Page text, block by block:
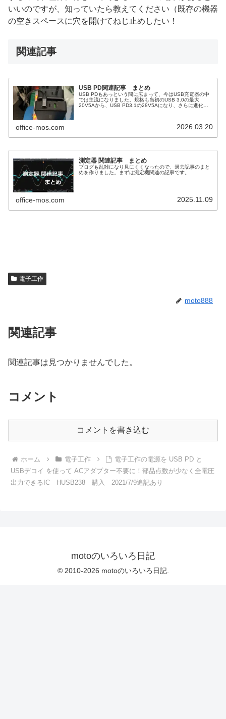
いいのですが、知っていたら教えてください（既存の機器
の空きスペースに穴を開けてねじ止めしたい！
関連記事
USB PD関連記事 まとめ
USB PDもあっという間に広まって、今はUSB充電器の中
では主流になりました。規格も当初のUSB 3.0の最大
20V5Aから、USB PD3.1の28V5Aになり、さらに進化し
office-mos.com 2026.03.20
測定器 関連記事 まとめ
ブログも乱雑になり見にくくなったので、過去記事のまと
めを作りました。まずは測定機関連の記事です。
office-mos.com 2025.11.09
電子工作
moto888
関連記事
関連記事は見つかりませんでした。
コメント
コメントを書き込む
ホーム 電子工作
電子工作の電源を USB PD と
USBデコイ を使って ACアダプター不要に！部品点数が少なく全電圧
出力できるIC HUSB238 購入 2021/7/9追記あり
motoのいろいろ日記
© 2010-2026 motoのいろいろ日記.